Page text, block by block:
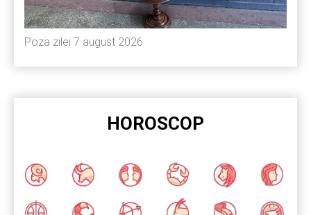
Poza zilei 7 august 2026
HOROSCOP